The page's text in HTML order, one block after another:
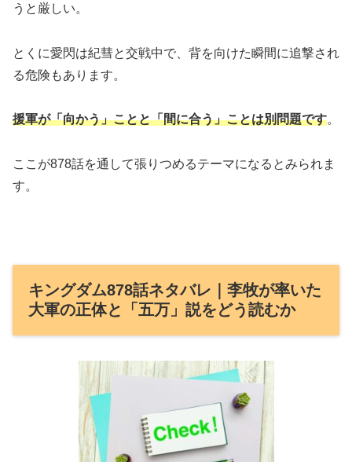
うと厳しい。
とくに愛閃は紀彗と交戦中で、背を向けた瞬間に追撃され
る危険もあります。
援軍が「向かう」ことと「間に合う」ことは別問題です。
ここが878話を通して張りつめるテーマになるとみられま
す。
キングダム878話ネタバレ｜李牧が率いた
大軍の正体と「五万」説をどう読むか